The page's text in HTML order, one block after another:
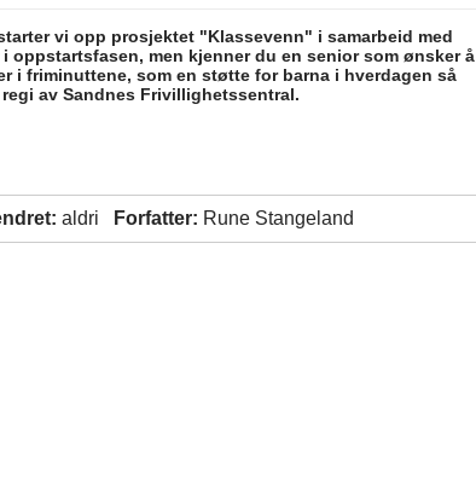
vi opp prosjektet "Klassevenn" i samarbeid med
oppstartsfasen, men kjenner du en senior som ønsker å
i friminuttene, som en støtte for barna i hverdagen så
av Sandnes Frivillighetssentral.
aldri Forfatter: Rune Stangeland